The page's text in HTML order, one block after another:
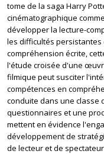
tome de la saga Harry
cinématographique
développer la lecture-
les difficultés
compréhension écrite,
l'étude croisée d'une
filmique peut susciter
compétences en
conduite dans une classe
questionnaires et une
mettent en évidence
développement de
de lecteur et de